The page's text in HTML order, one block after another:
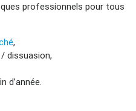
professionnels pour tous
,
dissuasion,
d’année.